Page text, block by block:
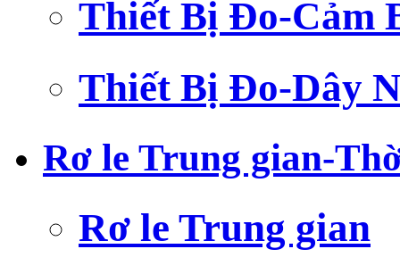
Thiết Bị Đo-Cảm
Thiết Bị Đo-Dây
Rơ le Trung gian-
Rơ le Trung gian